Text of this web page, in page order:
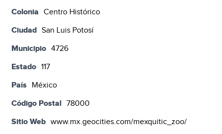
Colonia Centro Histórico
Ciudad San Luis Potosí
Municipio 4726
Estado 117
País México
Código Postal 78000
Sitio Web www.mx.geocities.com/mexquitic_zoo/